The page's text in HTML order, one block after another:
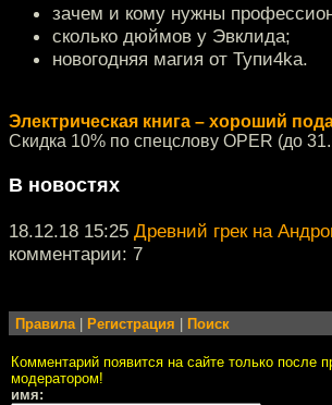
зачем и кому нужны
сколько дюймов у Эвклида;
новогодняя магия от Тупи4kа.
Электрическая книга – хороший
Скидка 10% по спецслову OPER (до
В новостях
18.12.18 15:25 Древний грек на
комментарии: 7
Правила| Регистрация Поиск
Комментарий появится на сайте только после
модератором!
имя: